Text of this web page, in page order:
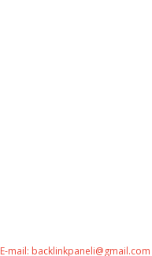
E-mail: backlinkpaneli@gmail.com